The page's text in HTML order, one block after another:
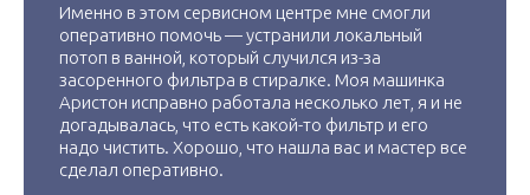
Именно в этом сервисном центре мне смогли
оперативно помочь — устранили локальный
потоп в ванной, который случился из-за
засоренного фильтра в стиралке. Моя машинка
Аристон исправно работала несколько лет, я и не
догадывалась, что есть какой-то фильтр и его
надо чистить. Хорошо, что нашла вас и мастер все
сделал оперативно.